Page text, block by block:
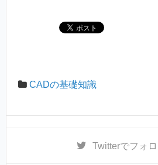
CADの基礎知識
Twitterでフォ